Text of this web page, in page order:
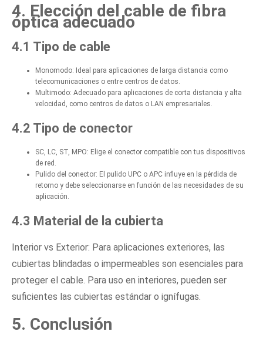
4. Elección del cable de fibra
óptica adecuado
4.1 Tipo de cable
Monomodo: Ideal para aplicaciones de larga distancia como
telecomunicaciones o entre centros de datos.
Multimodo: Adecuado para aplicaciones de corta distancia y alta
velocidad, como centros de datos o LAN empresariales.
4.2 Tipo de conector
SC, LC, ST, MPO: Elige el conector compatible con tus dispositivos
de red.
Pulido del conector: El pulido UPC o APC influye en la pérdida de
retorno y debe seleccionarse en función de las necesidades de su
aplicación.
4.3 Material de la cubierta
Interior vs Exterior: Para aplicaciones exteriores, las
cubiertas blindadas o impermeables son esenciales para
proteger el cable. Para uso en interiores, pueden ser
suficientes las cubiertas estándar o ignífugas.
5. Conclusión